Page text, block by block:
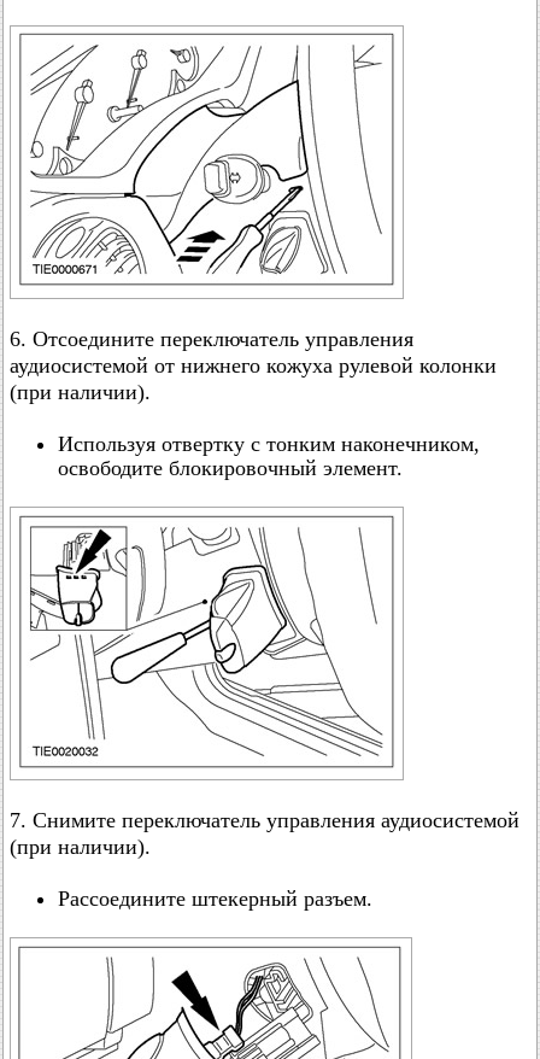
6. Отсоедините переключатель управления
аудиосистемой от нижнего кожуха рулевой колонки
(при наличии).
Используя отвертку с тонким наконечником,
освободите блокировочный элемент.
7. Снимите переключатель управления аудиосистемой
(при наличии).
Рассоедините штекерный разъем.